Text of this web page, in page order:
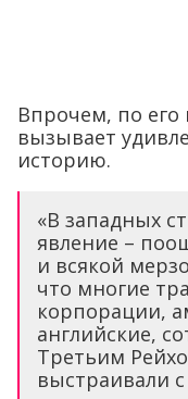
Впрочем, по
вызывает
историю.
«В западных
явление –
и всякой
что многие
корпорации,
английские,
Третьим
выстраивали